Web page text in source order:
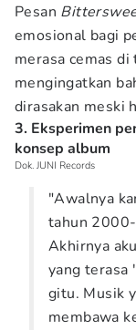
Pesan
emosional bagi
merasa cemas
mengingatkan
dirasakan meski
3. Eksperimen
konsep album
Dok. JUNI Records
"Awalnya
tahun
Akhirnya
yang terasa
gitu. Musik
membawa